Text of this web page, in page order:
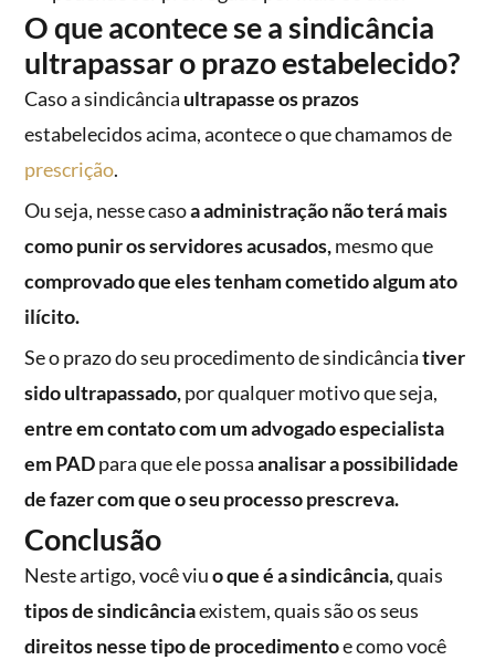
O que acontece se a sindicância
ultrapassar o prazo estabelecido?
Caso a sindicância ultrapasse os prazos
estabelecidos acima, acontece o que chamamos de
prescrição.
Ou seja, nesse casoa administração não terá mais
como punir os servidores acusados,mesmo que
comprovado que eles tenham cometido algum ato
ilícito.
Se o prazo do seu procedimento de sindicânciativer
sido ultrapassado,por qualquer motivo que seja,
entre em contato com um advogado especialista
em PADpara que ele possaanalisar a possibilidade
de fazer com que o seu processo prescreva.
Conclusão
Neste artigo, você viuo que é a sindicância,quais
tipos de sindicânciaexistem, quais são os seus
direitos nesse tipo de procedimentoe como você